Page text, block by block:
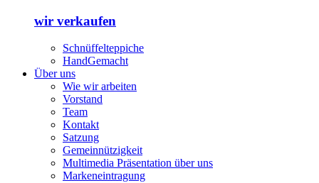
wir verkaufen
Schnüffelteppiche
HandGemacht
Über uns
Wie wir arbeiten
Vorstand
Team
Kontakt
Satzung
Gemeinnützigkeit
Multimedia Präsentation über uns
Markeneintragung